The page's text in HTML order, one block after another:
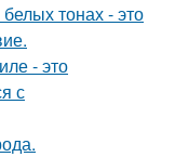
тонах - это
- это
с